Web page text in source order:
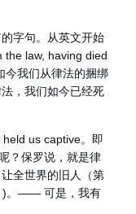
字句。从英文开始
the law, having died
今我们从律法的捆绑
，我们如今已经死
us captive。即
？保罗说，就是律
全世界的旧人（第
)。—— 可是，我有